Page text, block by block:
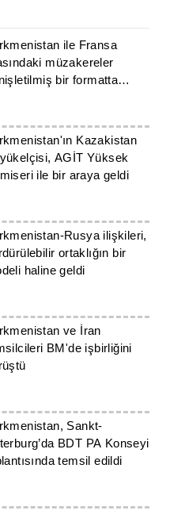
ile Fransa
müzakereler
bir formatta
Kazakistan
AGİT Yüksek
ile bir araya geldi
Rusya ilişkileri,
ortaklığın bir
haline geldi
ve İran
BM'de işbirliğini
Sankt-
BDT PA Konseyi
temsil edildi